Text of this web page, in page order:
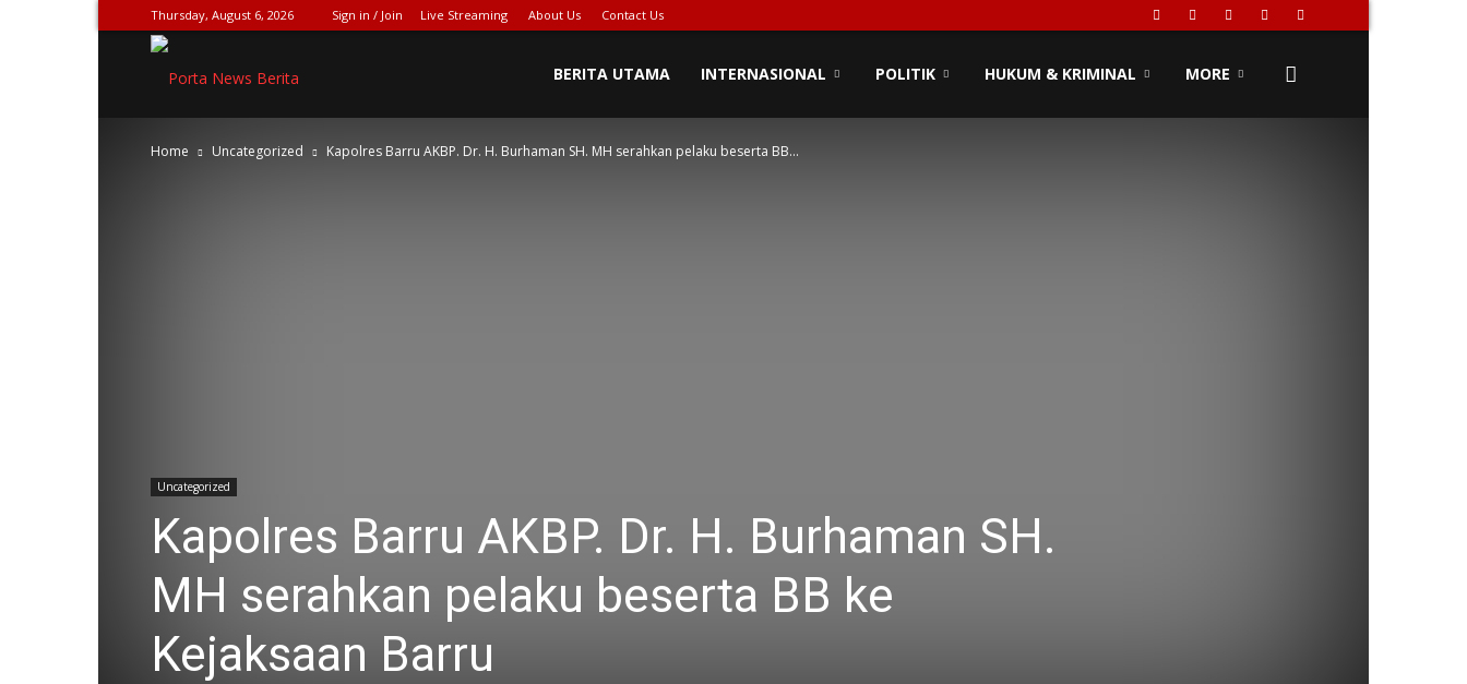
Thursday, August 6, 2026 Sign in / Join Live Streaming About Us Contact Us
NEWS[DOT]COM
BERITA UTAMA INTERNASIONAL POLITIK HUKUM & KRIMINAL MORE
Home Uncategorized Kapolres Barru AKBP. Dr. H. Burhaman SH. MH serahkan pelaku beserta BB...
Uncategorized
Kapolres Barru AKBP. Dr. H. Burhaman SH.
MH serahkan pelaku beserta BB ke
Kejaksaan Barru